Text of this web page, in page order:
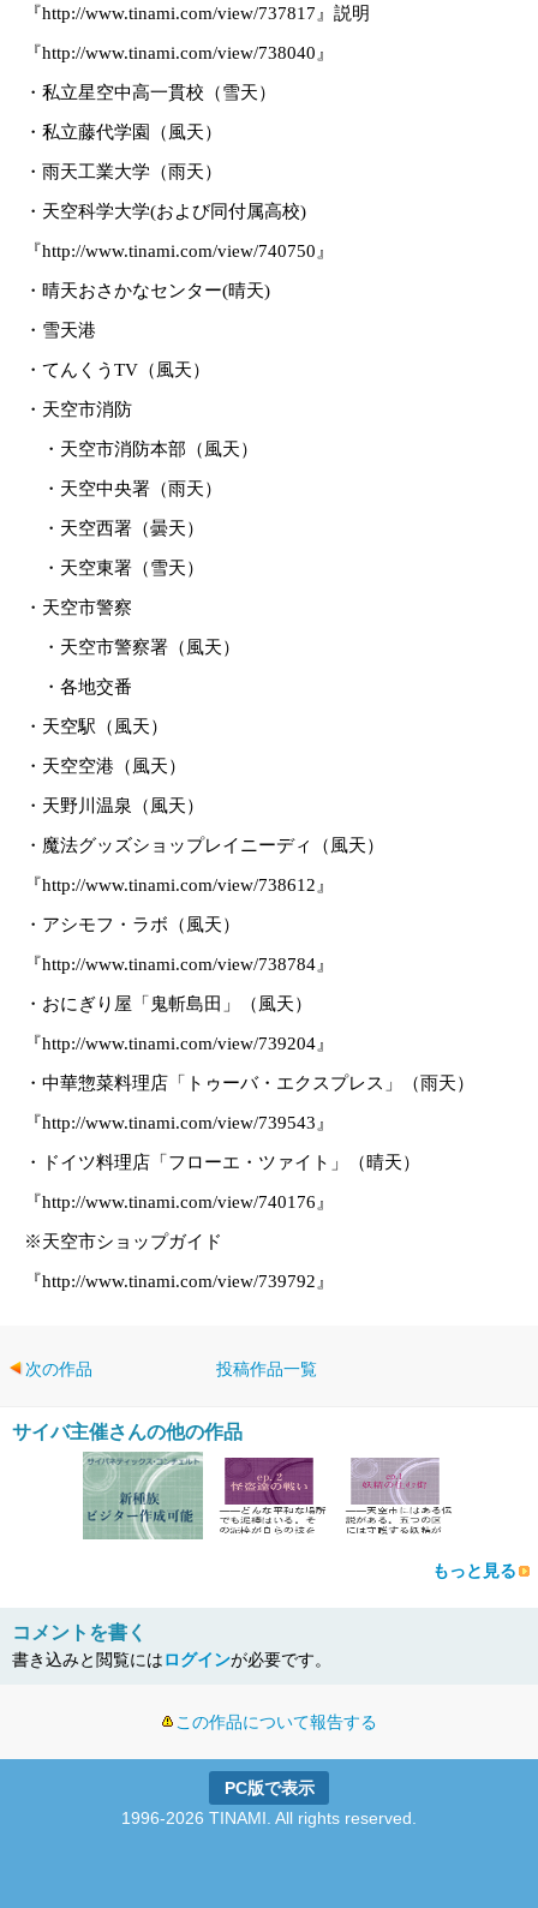
『http://www.tinami.com/view/737817』説明
『http://www.tinami.com/view/738040』
・私立星空中高一貫校（雪天）
・私立藤代学園（風天）
・雨天工業大学（雨天）
・天空科学大学(および同付属高校)
『http://www.tinami.com/view/740750』
・晴天おさかなセンター(晴天)
・雪天港
・てんくうTV（風天）
・天空市消防
・天空市消防本部（風天）
・天空中央署（雨天）
・天空西署（曇天）
・天空東署（雪天）
・天空市警察
・天空市警察署（風天）
・各地交番
・天空駅（風天）
・天空空港（風天）
・天野川温泉（風天）
・魔法グッズショップレイニーディ（風天）
『http://www.tinami.com/view/738612』
・アシモフ・ラボ（風天）
『http://www.tinami.com/view/738784』
・おにぎり屋「鬼斬島田」（風天）
『http://www.tinami.com/view/739204』
・中華惣菜料理店「トゥーバ・エクスプレス」（雨天）
『http://www.tinami.com/view/739543』
・ドイツ料理店「フローエ・ツァイト」（晴天）
『http://www.tinami.com/view/740176』
※天空市ショップガイド
『http://www.tinami.com/view/739792』
次の作品 投稿作品一覧
サイバ主催さんの他の作品
もっと見る
コメントを書く
書き込みと閲覧にはログインが必要です。
この作品について報告する
PC版で表示
1996-2026 TINAMI. All rights reserved.